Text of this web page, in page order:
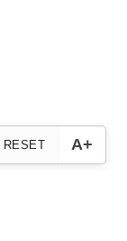
RESET A+